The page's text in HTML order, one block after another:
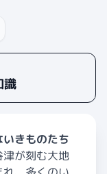
識
きものたち
が刻む大地